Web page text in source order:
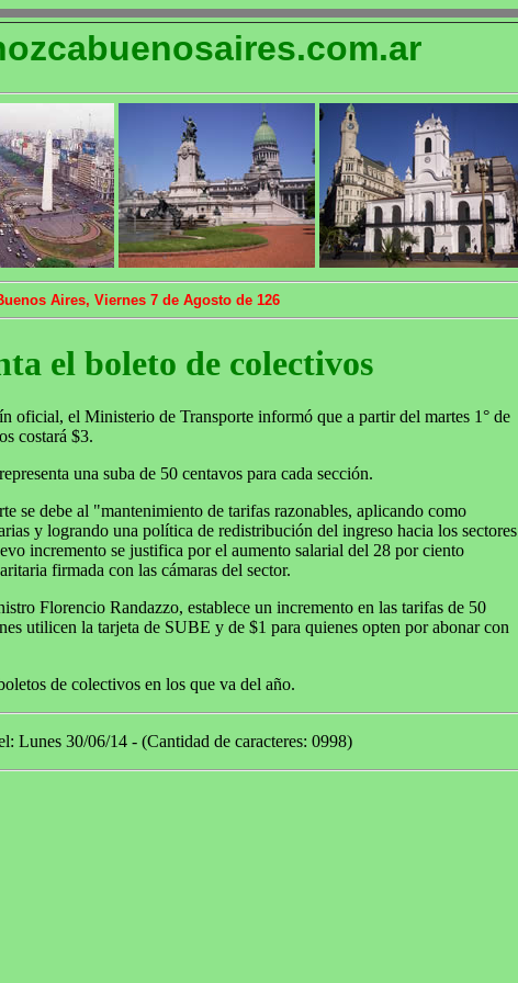
Aires, Viernes 7 de Agosto de 126
el boleto de colectivos
oficial, el Ministerio de Transporte informó que a partir del martes 1° de
costará $3.
una suba de 50 centavos para cada sección.
se debe al "mantenimiento de tarifas razonables, aplicando como
y logrando una política de redistribución del ingreso hacia los sectores
incremento se justifica por el aumento salarial del 28 por ciento
firmada con las cámaras del sector.
Florencio Randazzo, establece un incremento en las tarifas de 50
utilicen la tarjeta de SUBE y de $1 para quienes opten por abonar con
de colectivos en los que va del año.
Lunes 30/06/14 - (Cantidad de caracteres: 0998)